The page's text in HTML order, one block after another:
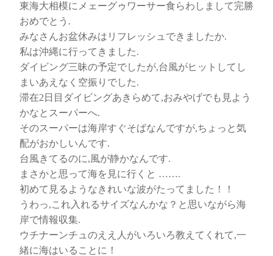
東海大相模にメェーグゥワーサー食らわしまして完勝
おめでとう.
みなさんお盆休みはリフレッシュできましたか.
私は沖縄に行ってきました.
ダイビング三昧の予定でしたが,台風がヒットしてし
まいあえなく空振りでした.
滞在2日目ダイビングあきらめて,おみやげでも見よう
かなとスーパーへ.
そのスーパーは海岸すぐそばなんですが,ちょっと気
配がおかしいんです.
台風きてるのに,風が静かなんです.
まさかと思って海を見に行くと …….
初めて見るようなきれいな波がたってました！！
うわっ,これ入れるサイズなんかな？と思いながら海
岸で情報収集.
ウチナーンチュのええ人がいろいろ教えてくれて,一
緒に海はいることに！